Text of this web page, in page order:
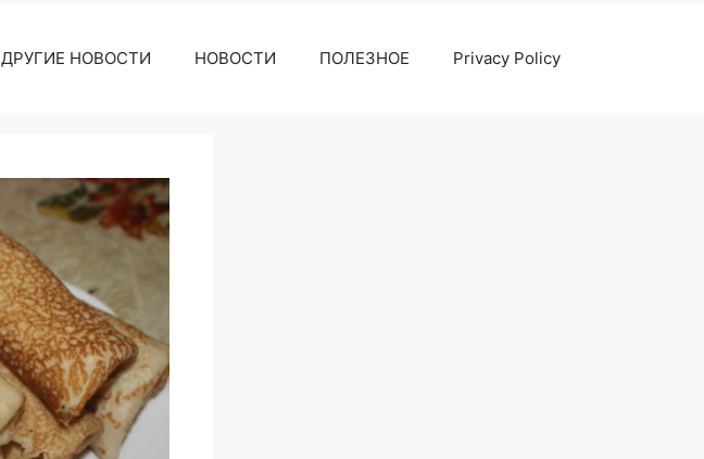
ДРУГИЕ НОВОСТИ НОВОСТИ ПОЛЕЗНОЕ Privacy Policy